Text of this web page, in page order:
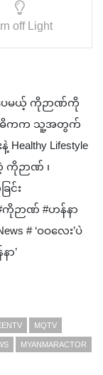
off Light
ေမယ့် ကိုဉာဏ်ကို
။အဓိကက သူ့အတွက်
Lifestyle
ကိုဉာဏ် ၊
င်း
#ကိုဉာဏ် #ဟန်နာ
# ‘ဝဝလေး’ပဲ
ာ’
MQTV
MYANMARACTOR